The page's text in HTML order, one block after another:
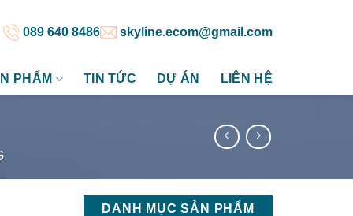
089 640 8486 skyline.ecom@gmail.com
PHẨM TIN TỨC DỰ ÁN LIÊN HỆ
DANH MỤC SẢN PHẨM